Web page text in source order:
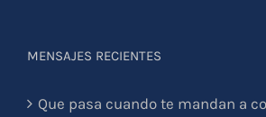
MENSAJES RECIENTES
Que pasa cuando te mandan a